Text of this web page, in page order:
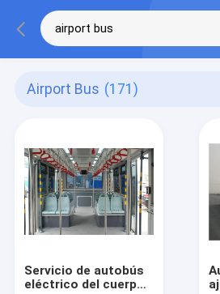
Airport Bus (171)
Servicio de autobús
eléctrico del cuerpo